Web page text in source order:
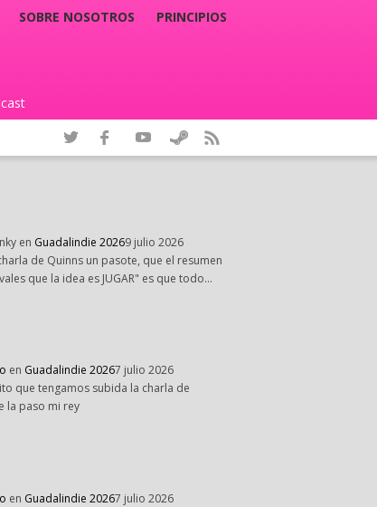
SOBRE NOSOTROS PRINCIPIOS
en Guadalindie 20269 julio 2026
de Quinns un pasote, que el resumen
que la idea es JUGAR" es que todo…
en Guadalindie 20267 julio 2026
que tengamos subida la charla de
la paso mi rey
en Guadalindie 20267 julio 2026